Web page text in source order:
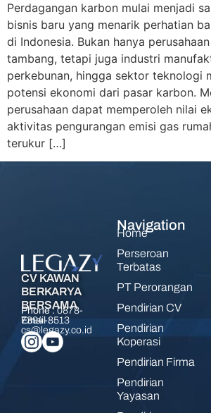
Perdagangan karbon mulai menjadi
bisnis baru yang menarik perhatian
di Indonesia. Bukan hanya
tambang, tetapi juga industri
perkebunan, hingga sektor teknologi
potensi ekonomi dari pasar karbon.
perusahaan dapat memperoleh nilai
aktivitas pengurangan emisi gas
terukur […]
CV KAWAN
BERKARYA
BERSAMA
Phone :0878-
7394-8513
Email :
cs@legazy.co.id
Navigation
Home
Perseroan
Terbatas
PT Perorangan
Pendirian CV
Pendirian
Koperasi
Pendirian Firma
Pendirian
Yayasan